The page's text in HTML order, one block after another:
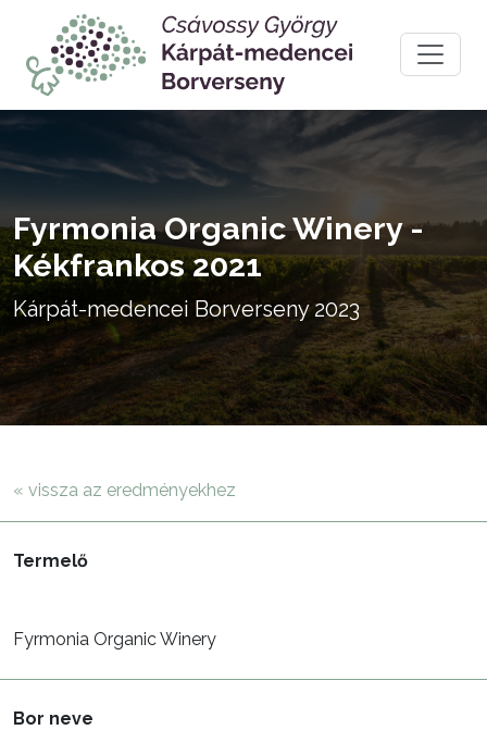
Fyrmonia Organic Winery -
Kékfrankos 2021
Kárpát-medencei Borverseny 2023
« vissza az eredményekhez
Termelő
Fyrmonia Organic Winery
Bor neve